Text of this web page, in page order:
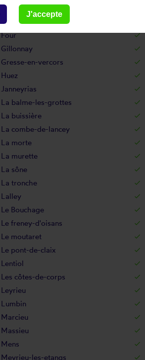
Eybens
Fitilieu
Four
Gillonnay
Gresse-en-vercors
Huez
Janneyrias
La balme-les-grottes
La buissière
La combe-de-lancey
La morte
La murette
La sône
La tronche
Lalley
Le Bouchage
Le freney-d'oisans
Le moutaret
Le pont-de-claix
Lentiol
Les côtes-de-corps
Leyrieu
Lumbin
Marcieu
Massieu
Mens
Meyrieu-les-etangs
J'accepte